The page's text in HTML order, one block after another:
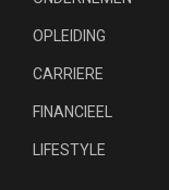
OPLEIDING
CARRIERE
FINANCIEEL
LIFESTYLE